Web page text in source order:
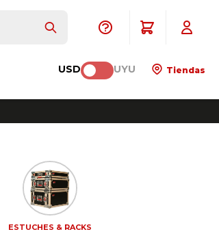
USD UYU Tiendas
ESTUCHES & RACKS